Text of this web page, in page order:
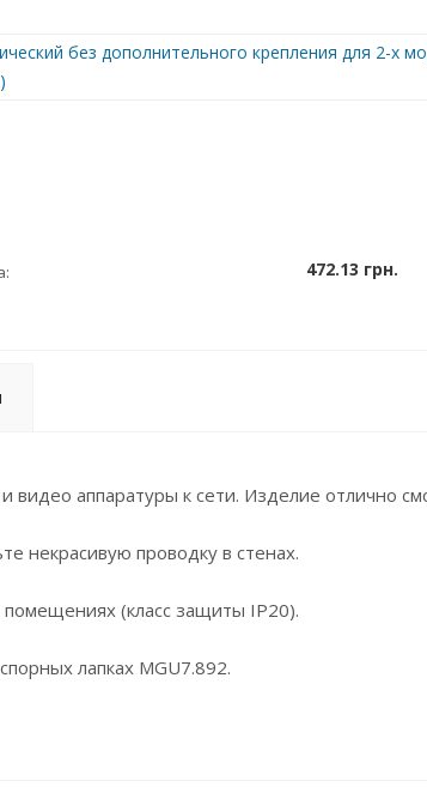
без дополнительного крепления для 2-х
472.13 грн.
видео аппаратуры к сети. Изделие отлично
некрасивую проводку в стенах.
(класс защиты ІР20).
лапках МGU7.892.
стандартного изделия привычного